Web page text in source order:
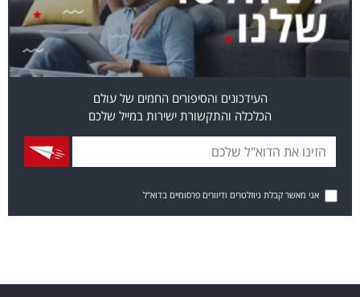
העידכונים והסיפורים החמים של עולם
הכלכלה והתקשורת ישירות במייל שלכם
אני מאשר קבלת ניוזלטרים ודיוורים פרסומיים בדוא"ל